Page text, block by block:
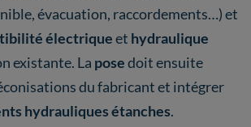
évacuation, raccordements…) et
électriqueet hydraulique
existante. La posedoit ensuite
du fabricant et intégrer
hydrauliques étanches.